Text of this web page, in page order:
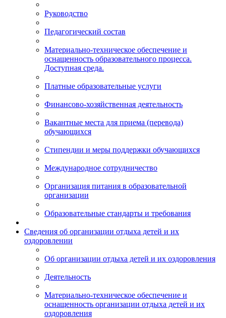
Руководство
Педагогический состав
Материально-техническое обеспечение и
оснащенность образовательного процесса.
Доступная среда.
Платные образовательные услуги
Финансово-хозяйственная деятельность
Вакантные места для приема (перевода)
обучающихся
Стипендии и меры поддержки обучающихся
Международное сотрудничество
Организация питания в образовательной
организации
Образовательные стандарты и требования
Сведения об организации отдыха детей и их
оздоровлении
Об организации отдыха детей и их оздоровления
Деятельность
Материально-техническое обеспечение и
оснащенность организации отдыха детей и их
оздоровления